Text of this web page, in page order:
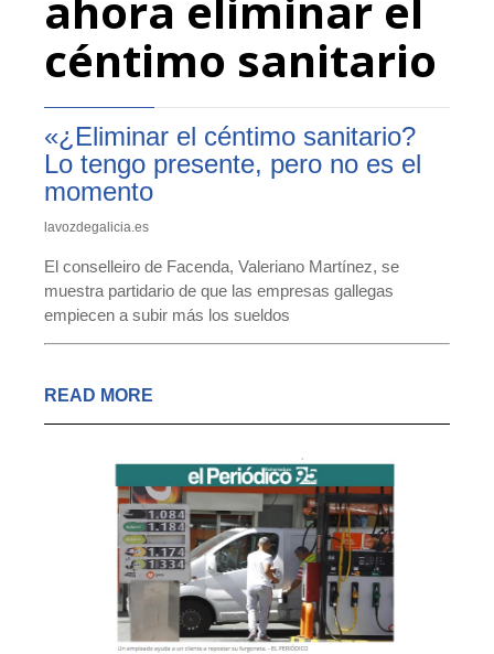
céntimo sanitario
«¿Eliminar el céntimo sanitario?
Lo tengo presente, pero no es el
momento
lavozdegalicia.es
El conselleiro de Facenda, Valeriano Martínez, se
muestra partidario de que las empresas gallegas
empiecen a subir más los sueldos
READ MORE